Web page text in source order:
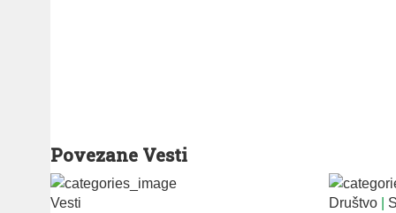
Povezane Vesti
Vesti Društvo